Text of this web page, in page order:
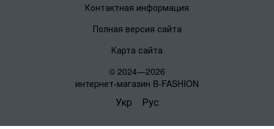
Контактная информация
Полная версия сайта
Карта сайта
© 2024—2026
интернет-магазин B-FASHION
Укр Рус